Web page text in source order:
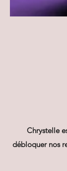
Chrystelle
débloquer nos